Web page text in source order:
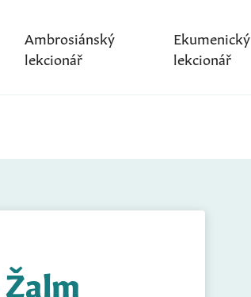
Ambrosiánský
lekcionář
Ekumenický
lekcionář